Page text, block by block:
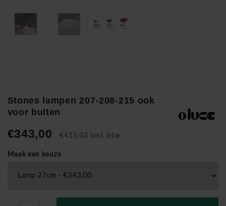
Stones lampen 207-208-215 ook
voor buiten
€343,00 €415,03 Incl. btw
Maak een keuze